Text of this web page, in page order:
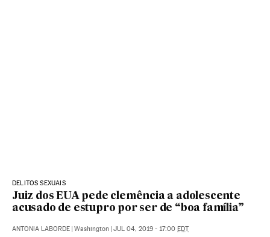
DELITOS SEXUAIS
Juiz dos EUA pede clemência a adolescente
acusado de estupro por ser de “boa família”
ANTONIA LABORDE | Washington | JUL 04, 2019 - 17:00 EDT